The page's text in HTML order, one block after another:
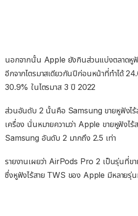
นอกจากนั้น Apple ยังกินส่วนแบ่งตลาดหู
อีกจากไตรมาสเดียวกันปีก่อนหน้าที่ทำได้
30.9% ในไตรมาส 3 ปี 2022
ส่วนอันดับ 2 นั้นคือ Samsung ขายหูฟังไร้
เครื่อง นั่นหมายความว่า Apple ขายหูฟังไร้
Samsung อันดับ 2 มากถึง 2.5 เท่า
รายงานเผยว่า AirPods Pro 2 เป็นรุ่นที่ขา
ซึ่งหูฟังไร้สาย TWS ของ Apple มีหลายรุ่